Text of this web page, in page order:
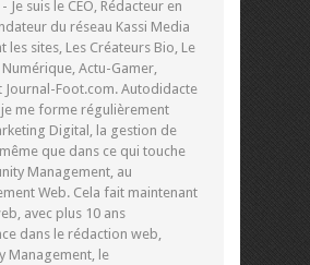
Je suis le CEO, Rédacteur en
du réseau Kassi Media
les sites, Les Créateurs Bio, Le
Numérique, Actu-Gamer,
Journal-Foot.com. Autodidacte
me forme régulièrement
Digital, la gestion de
que dans ce qui touche
Management, au
Web. Cela fait maintenant
avec plus 10 ans
dans le rédaction web,
Management, le